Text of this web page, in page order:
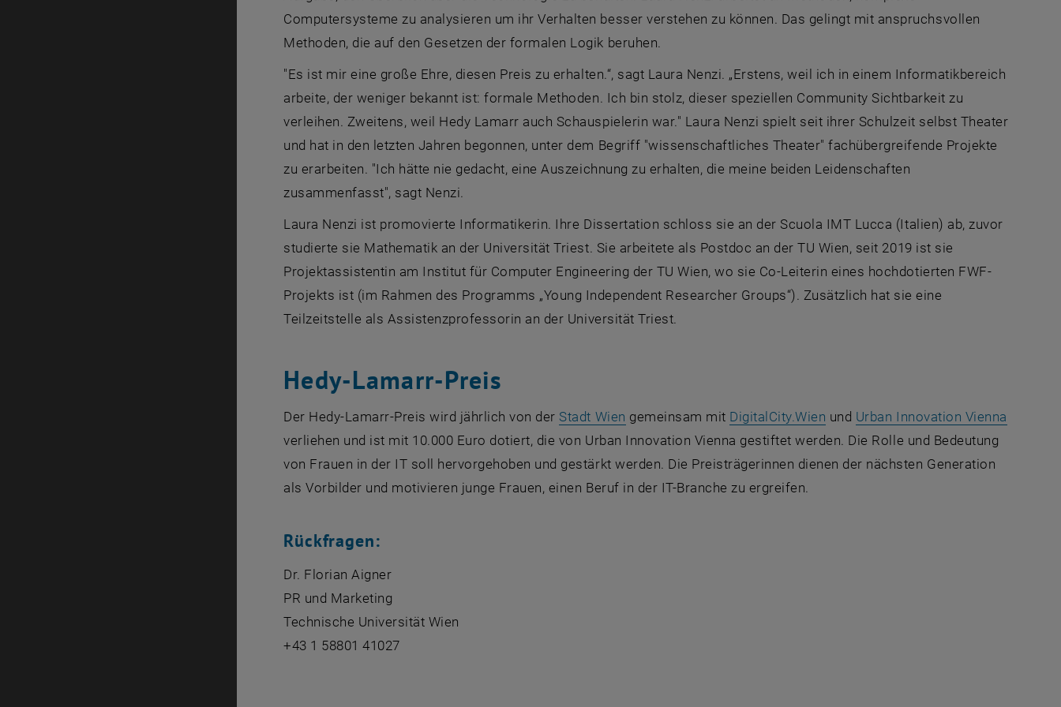
Computersysteme zu analysieren um ihr Verhalten besser verstehen zu können. Das gelingt mit anspruchsvollen
Methoden, die auf den Gesetzen der formalen Logik beruhen.
"Es ist mir eine große Ehre, diesen Preis zu erhalten.“, sagt Laura Nenzi. „Erstens, weil ich in einem Informatikbereich
arbeite, der weniger bekannt ist: formale Methoden. Ich bin stolz, dieser speziellen Community Sichtbarkeit zu
verleihen. Zweitens, weil Hedy Lamarr auch Schauspielerin war." Laura Nenzi spielt seit ihrer Schulzeit selbst Theater
und hat in den letzten Jahren begonnen, unter dem Begriff "wissenschaftliches Theater" fachübergreifende Projekte
zu erarbeiten. "Ich hätte nie gedacht, eine Auszeichnung zu erhalten, die meine beiden Leidenschaften
zusammenfasst", sagt Nenzi.
Laura Nenzi ist promovierte Informatikerin. Ihre Dissertation schloss sie an der Scuola IMT Lucca (Italien) ab, zuvor
studierte sie Mathematik an der Universität Triest. Sie arbeitete als Postdoc an der TU Wien, seit 2019 ist sie
Projektassistentin am Institut für Computer Engineering der TU Wien, wo sie Co-Leiterin eines hochdotierten FWF-
Projekts ist (im Rahmen des Programms „Young Independent Researcher Groups“). Zusätzlich hat sie eine
Teilzeitstelle als Assistenzprofessorin an der Universität Triest.
Hedy-Lamarr-Preis
Der Hedy-Lamarr-Preis wird jährlich von der Stadt Wien , öffnet eine externe URL in einem neuen Fenster
gemeinsam mit DigitalCity.Wien , öffnet eine externe URL in einem
und Urban Innovation Vienna
verliehen und ist mit 10.000 Euro dotiert, die von Urban Innovation Vienna gestiftet werden. Die Rolle und Bedeutung
von Frauen in der IT soll hervorgehoben und gestärkt werden. Die Preisträgerinnen dienen der nächsten Generation
als Vorbilder und motivieren junge Frauen, einen Beruf in der IT-Branche zu ergreifen.
Rückfragen:
Dr. Florian Aigner
PR und Marketing
Technische Universität Wien
+43 1 58801 41027